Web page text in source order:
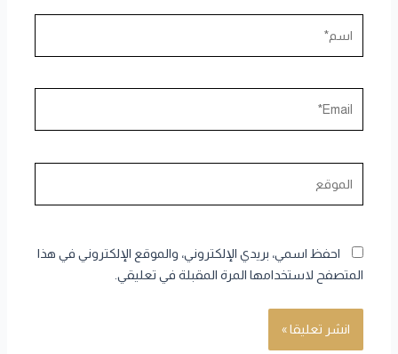
احفظ اسمي، بريدي الإلكتروني، والموقع الإلكتروني في هذا
المتصفح لاستخدامها المرة المقبلة في تعليقي.